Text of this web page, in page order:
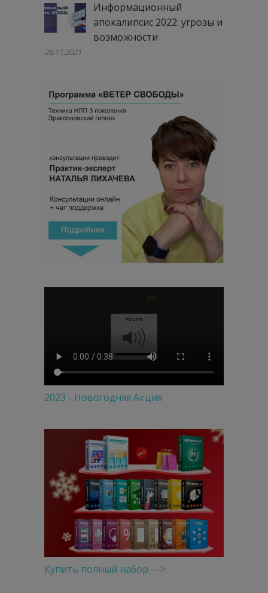
Информационный
апокалипсис 2022: угрозы и
возможности
26.11.2021
2023 - Новогодняя Акция
Купить полный набор -- >